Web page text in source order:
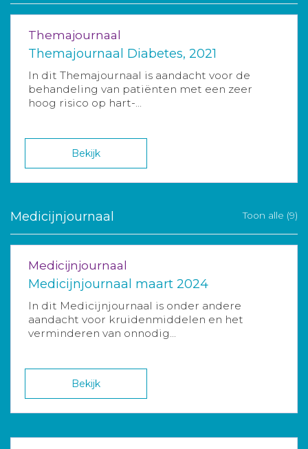
Themajournaal
Themajournaal Diabetes, 2021
In dit Themajournaal is aandacht voor de
behandeling van patiënten met een zeer
hoog risico op hart-...
Bekijk
Medicijnjournaal Toon alle (9)
Medicijnjournaal
Medicijnjournaal maart 2024
In dit Medicijnjournaal is onder andere
aandacht voor kruidenmiddelen en het
verminderen van onnodig...
Bekijk